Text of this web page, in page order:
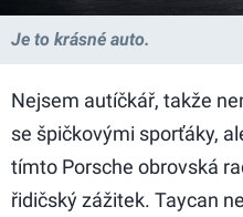
Je to krásné auto.
Nejsem autíčkář, takže
se špičkovými sporťáky,
tímto Porsche obrovská
řidičský zážitek. Taycan